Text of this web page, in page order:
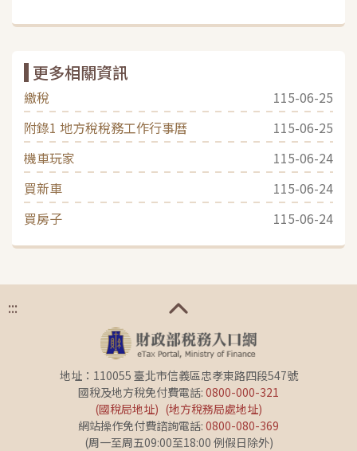
更多相關資訊
繳稅
115-06-25
附錄1 地方稅稅務工作行事曆
115-06-25
機車玩家
115-06-24
買新車
115-06-24
買房子
115-06-24
:::
地址：110055 臺北市信義區忠孝東路四段547號
國稅及地方稅免付費電話: 0800-000-321
(國稅局地址) (地方稅務局處地址)
網站操作免付費諮詢電話: 0800-080-369
(周一至周五09:00至18:00 例假日除外)